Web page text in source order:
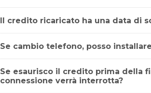
Il credito ricaricato ha una data di
Se cambio telefono, posso
Se esaurisco il credito prima della
connessione verrà interrotta?